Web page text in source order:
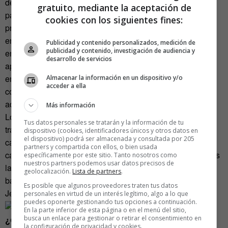
detectaron casos esporádicos de epidemias virales y
parasitarias en algunos países miembros, así como la
presencia de algunos insectos. Sin embargo, lo que sí se
encontró en la mayoría de casos fue la varroasis, una
enfermedad producida por el ácaro varroa. «Este bicho
apareció hace 25 años y puede llegar a destruir colmenas
enteras». La varroa se instala en las celdillas de las
colmenas y le chupa la sangre a las larvas. También se
adhiere a la espalda de las adultas para hacer lo mismo.
Los investigadores han advertido recientemente que los
tratamientos químicos contra este ácaro se tienen que
cambiar cada 3 o 4 años porque se inmuniza. De ahí que
cada vez se pruebe más con tratamientos naturales. «Antes
las abejas se podían defender solas de ácaros, virus y
bacterias. ¿Por qué ahora no?», pregunta irónicamente
Jesús.
¿Qué hace Jesús para salvar las abejas?
gratuito, mediante la aceptación de
cookies con los siguientes fines:
Publicidad y contenido personalizados, medición de
publicidad y contenido, investigación de audiencia y
desarrollo de servicios
Almacenar la información en un dispositivo y/o
acceder a ella
Más información
Tus datos personales se tratarán y la información de tu
dispositivo (cookies, identificadores únicos y otros datos en
el dispositivo) podrá ser almacenada y consultada por 205
partners y compartida con ellos, o bien usada
específicamente por este sitio. Tanto nosotros como
nuestros partners podemos usar datos precisos de
geolocalización. Lista de partners.
Es posible que algunos proveedores traten tus datos
personales en virtud de un interés legítimo, algo a lo que
puedes oponerte gestionando tus opciones a continuación.
En la parte inferior de esta página o en el menú del sitio,
busca un enlace para gestionar o retirar el consentimiento en
la configuración de privacidad y cookies.